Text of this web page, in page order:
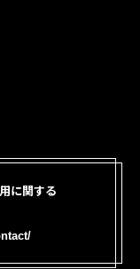
に関する